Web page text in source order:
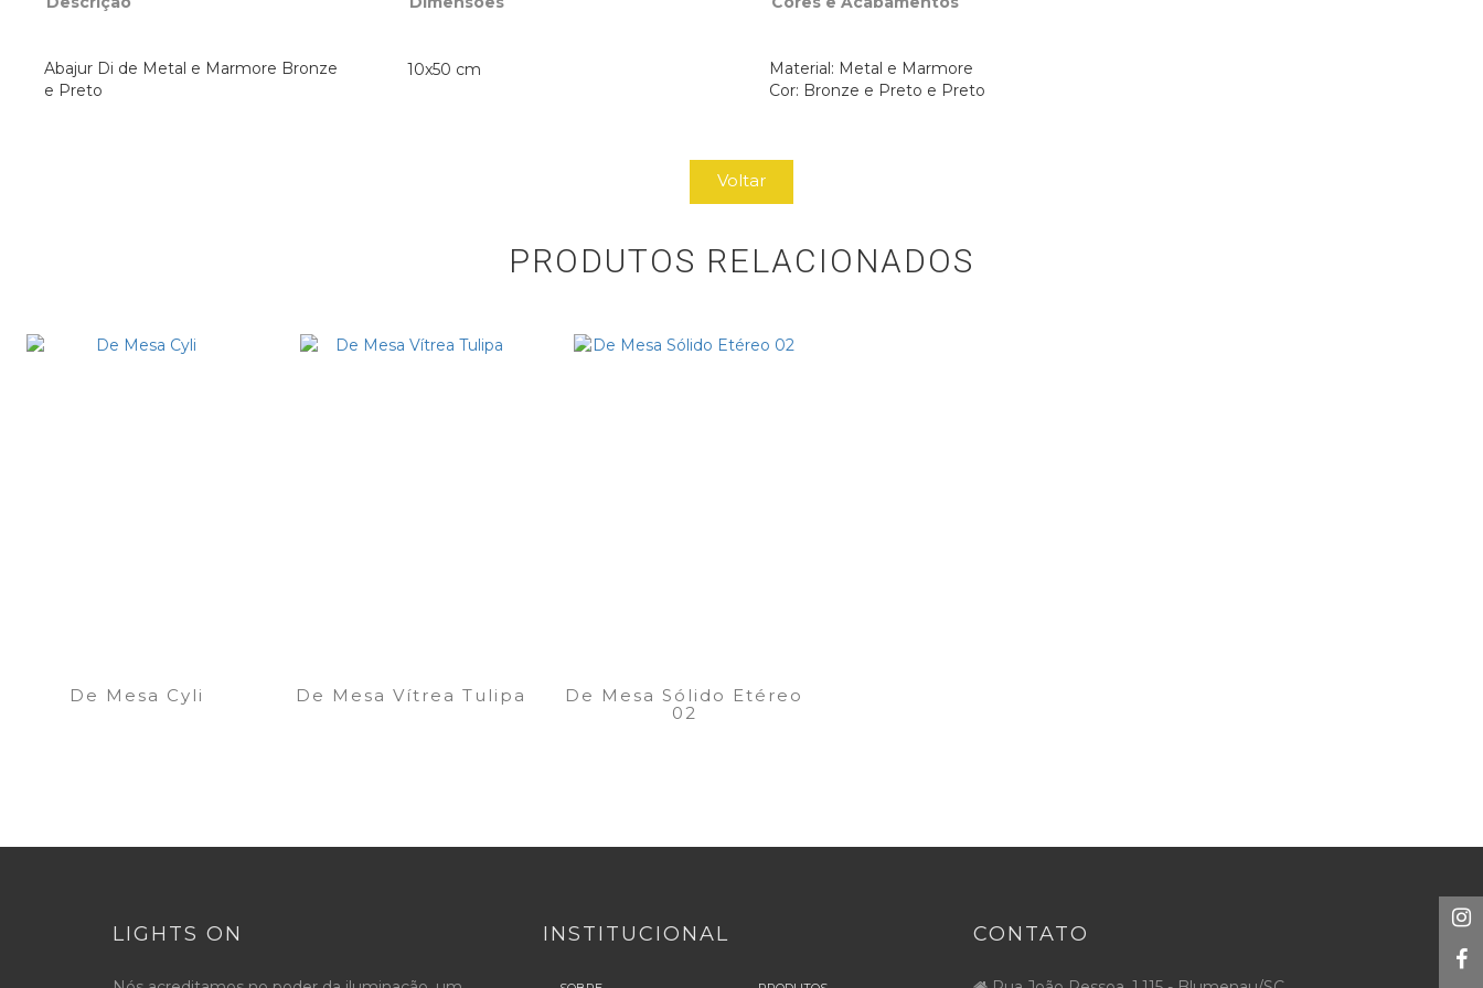
Abajur Di de Metal e Marmore Bronze
e Preto
10x50 cm
Material: Metal e Marmore
Cor: Bronze e Preto e Preto
Voltar
PRODUTOS RELACIONADOS
De Mesa Cyli De Mesa Vítrea Tulipa
De Mesa Sólido Etéreo
02
LIGHTS ON INSTITUCIONAL CONTATO